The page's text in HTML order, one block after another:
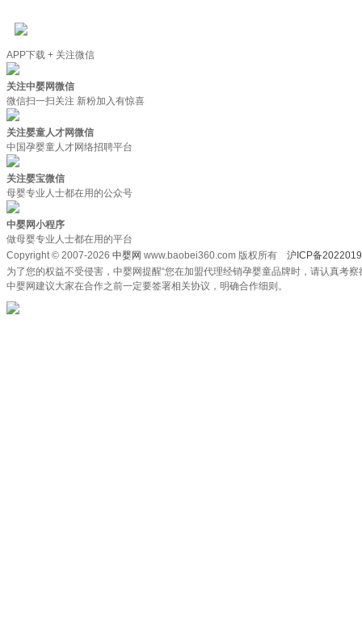
APP下载 + 关注微信
关注中婴网微信
微信扫一扫关注 新粉加入有惊喜
关注婴童人才网微信
中国孕婴童人才网络招聘平台
关注婴宝微信
母婴专业人士都在用的公众号
中婴网小程序
做母婴专业人士都在用的平台
Copyright © 2007-2026 中婴网 www.baobei360.com 版权所有 沪ICP备
为了您的权益不受侵害，中婴网提醒“您在加盟代理经销孕婴童品牌时，请认真考
中婴网建议大家在合作之前一定要签署相关协议，明确合作细则。